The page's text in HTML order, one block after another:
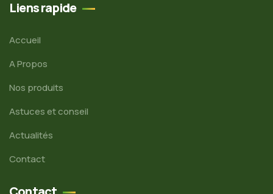
Liens rapide
Accueil
A Propos
Nos produits
Astuces et conseil
Actualités
Contact